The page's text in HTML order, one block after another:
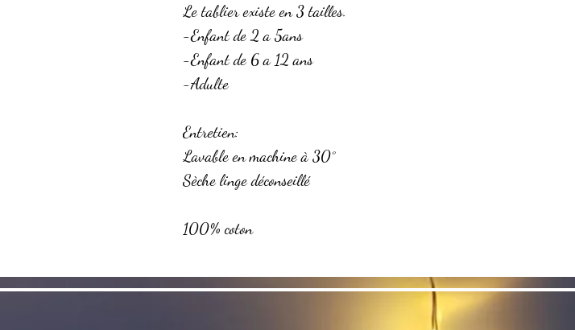
Le tablier existe en 3 tailles.
-Enfant de 2 a 5ans
-Enfant de 6 a 12 ans
-Adulte
Entretien:
Lavable en machine à 30°
Sèche linge déconseillé
100% coton